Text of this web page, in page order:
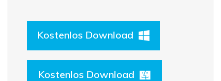
Kostenlos Download
Kostenlos Download